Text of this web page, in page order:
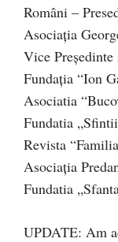
Români –
Asociaţia
Vice
Fundaţia “Ion
Asociatia
Fundatia
Revista
Asociaţia
Fundatia
UPDATE: Am